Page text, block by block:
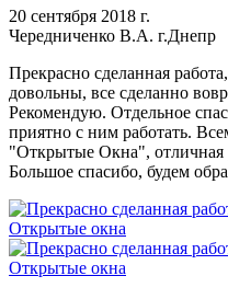
20 сентября 2018 г.
Чередниченко В.А. г.Днепр
Прекрасно сделанная
довольны, все сделанно
Рекомендую. Отдельное
приятно с ним работать.
"Открытые Окна", отличная
Большое спасибо, будем